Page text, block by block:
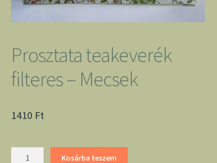
Prosztata teakeverék
filteres – Mecsek
1410 Ft
Kosárba teszem